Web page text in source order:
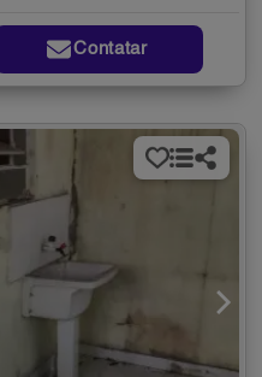
Contatar